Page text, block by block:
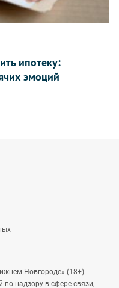
ипотеку:
эмоций
Новгороде» (18+).
надзору в сфере связи,